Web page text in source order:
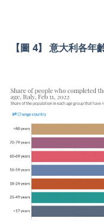
【圖 4】 意大利各